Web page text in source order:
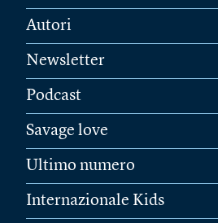
Autori
Newsletter
Podcast
Savage love
Ultimo numero
Internazionale Kids